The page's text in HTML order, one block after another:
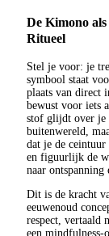
De Kimono
Ritueel
Stel je voor: je
symbool staat
plaats van direct
bewust voor iets
stof glijdt over je
buitenwereld,
dat je de
en figuurlijk de
naar ontspanning
Dit is de kracht
eeuwenoud
respect, vertaald
een mindfulness-